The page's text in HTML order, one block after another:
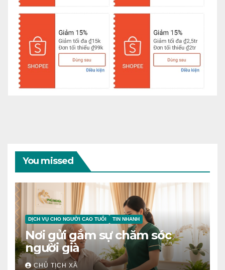
You missed
DỊCH VỤ CHO NGƯỜI CAO TUỔI TIN NHANH
Nơi gửi gắm sự chăm sóc
người già
CHỦ TỊCH XÃ